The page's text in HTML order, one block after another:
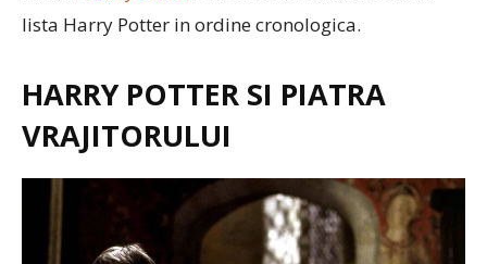
lista Harry Potter in ordine cronologica.
HARRY POTTER SI PIATRA
VRAJITORULUI